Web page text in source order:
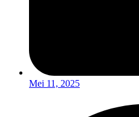
Mei 11, 2025